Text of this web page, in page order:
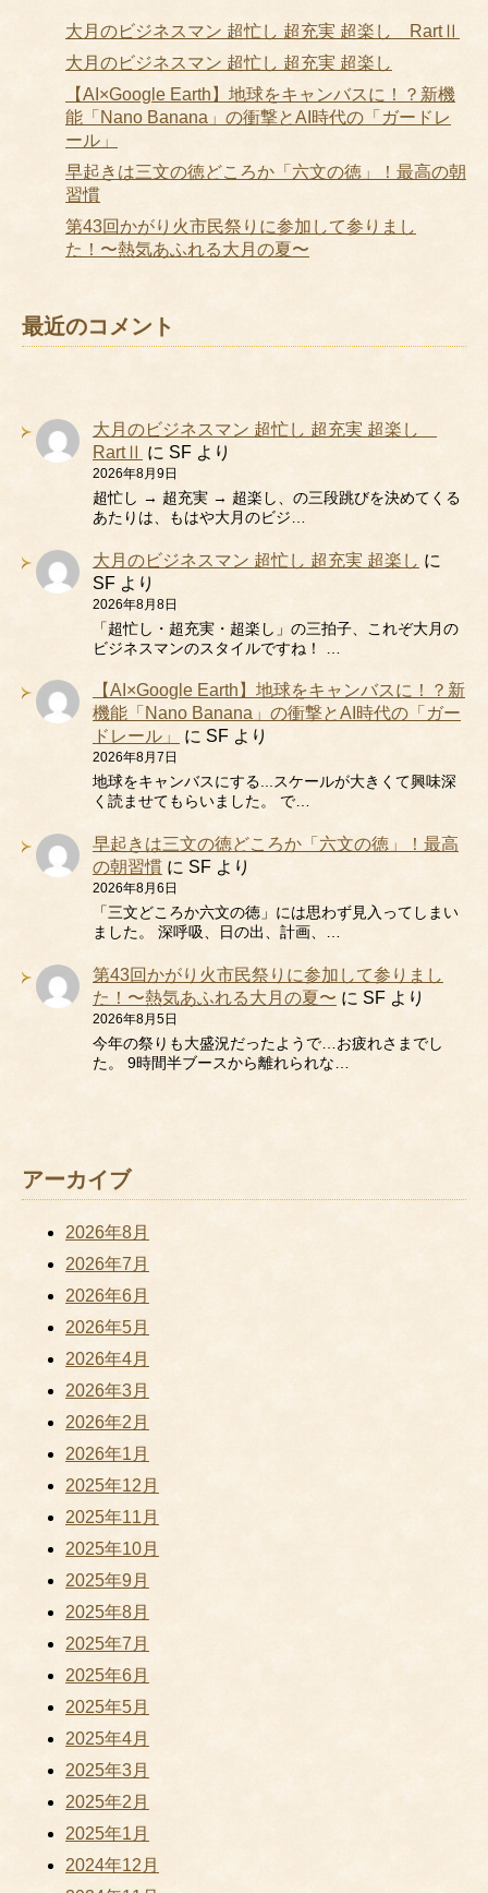
大月のビジネスマン 超忙し 超充実 超楽し RartⅡ
大月のビジネスマン 超忙し 超充実 超楽し
【AI×Google Earth】地球をキャンバスに！？新機
能「Nano Banana」の衝撃とAI時代の「ガードレ
ール」
早起きは三文の徳どころか「六文の徳」！最高の朝
習慣
第43回かがり火市民祭りに参加して参りまし
た！〜熱気あふれる大月の夏〜
最近のコメント
大月のビジネスマン 超忙し 超充実 超楽し
RartⅡ に SF より
2026年8月9日
超忙し → 超充実 → 超楽し、の三段跳びを決めてくる
あたりは、もはや大月のビジ…
大月のビジネスマン 超忙し 超充実 超楽し に
SF より
2026年8月8日
「超忙し・超充実・超楽し」の三拍子、これぞ大月の
ビジネスマンのスタイルですね！ …
【AI×Google Earth】地球をキャンバスに！？新
機能「Nano Banana」の衝撃とAI時代の「ガー
ドレール」
に SF より
2026年8月7日
地球をキャンバスにする...スケールが大きくて興味深
く読ませてもらいました。 で…
早起きは三文の徳どころか「六文の徳」！最高
の朝習慣 に SF より
2026年8月6日
「三文どころか六文の徳」には思わず見入ってしまい
ました。 深呼吸、日の出、計画、…
第43回かがり火市民祭りに参加して参りまし
た！〜熱気あふれる大月の夏〜 に SF より
2026年8月5日
今年の祭りも大盛況だったようで…お疲れさまでし
た。 9時間半ブースから離れられな…
アーカイブ
2026年8月
2026年7月
2026年6月
2026年5月
2026年4月
2026年3月
2026年2月
2026年1月
2025年12月
2025年11月
2025年10月
2025年9月
2025年8月
2025年7月
2025年6月
2025年5月
2025年4月
2025年3月
2025年2月
2025年1月
2024年12月